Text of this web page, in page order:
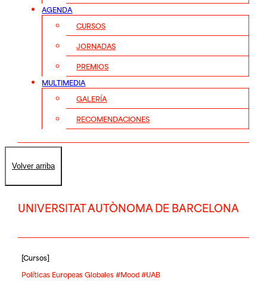
AGENDA
CURSOS
JORNADAS
PREMIOS
MULTIMEDIA
GALERÍA
RECOMENDACIONES
Volver arriba
UNIVERSITAT AUTÒNOMA DE BARCELONA
[Cursos]
Políticas Europeas Globales #Mood #UAB